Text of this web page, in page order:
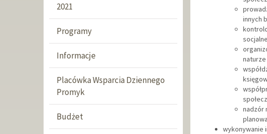
2021
Programy
Informacje
Placówka Wsparcia Dziennego
Promyk
Budżet
innych
naturze
nadzór
wykonywanie